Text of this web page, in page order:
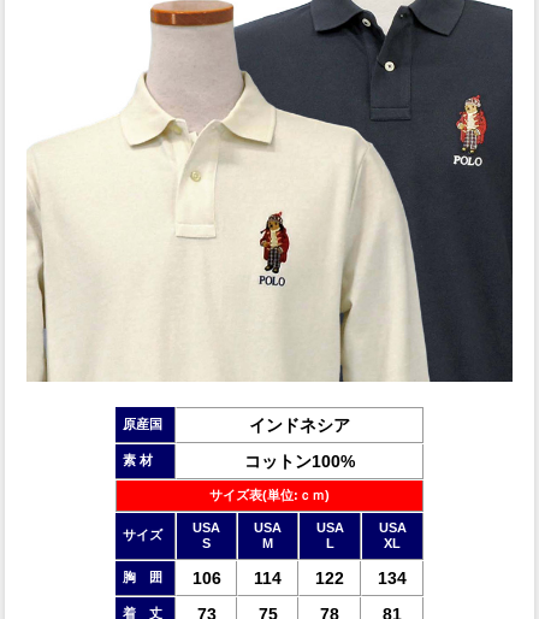
原産国 インドネシア
素 材 コットン100%
サイズ表(単位:ｃｍ)
サイズ
USA
S
USA
M
USA
L
USA
XL
胸 囲 106 114 122 134
着 丈 73 75 78 81